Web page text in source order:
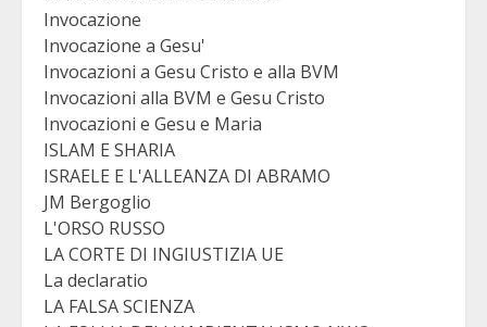
Invocazione
Invocazione a Gesu'
Invocazioni a Gesu Cristo e alla BVM
Invocazioni alla BVM e Gesu Cristo
Invocazioni e Gesu e Maria
ISLAM E SHARIA
ISRAELE E L'ALLEANZA DI ABRAMO
JM Bergoglio
L'ORSO RUSSO
LA CORTE DI INGIUSTIZIA UE
La declaratio
LA FALSA SCIENZA